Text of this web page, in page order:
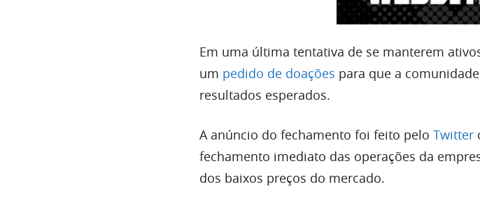
Em uma última tentativa de se manterem
um pedido de doações para que a
resultados esperados.
A anúncio do fechamento foi feito pelo Twitter
fechamento imediato das operações da
dos baixos preços do mercado.